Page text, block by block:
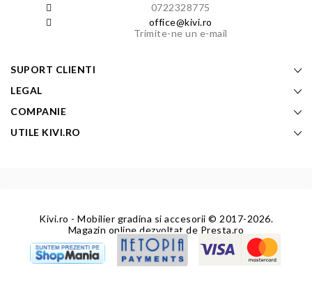
0722328775
office@kivi.ro
Trimite-ne un e-mail
SUPORT CLIENTI
LEGAL
COMPANIE
UTILE KIVI.RO
Kivi.ro - Mobilier gradina si accesorii © 2017-2026.
Magazin online dezvoltat de Presta.ro